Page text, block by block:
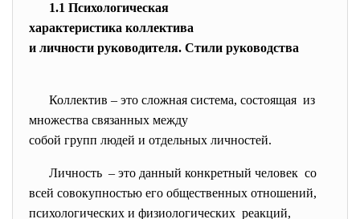
1.1 Психологическая
характеристика коллектива
и личности руководителя. Стили руководства
Коллектив – это сложная система, состоящая из
множества связанных между
собой групп людей и отдельных личностей.
Личность – это данный конкретный человек со
всей совокупностью его общественных отношений,
психологических и физиологических реакций,